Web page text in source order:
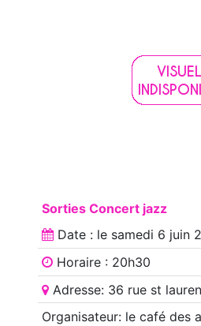
Sorties Concert jazz
Date : le samedi 6 juin
Horaire : 20h30
Adresse: 36 rue st
Organisateur: le café des